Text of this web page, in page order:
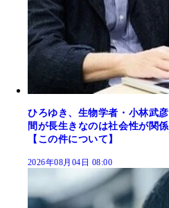
ひろゆき、生物学者・小林武
間が長生きなのは社会性が関
【この件について】
2026年08月04日 08:00